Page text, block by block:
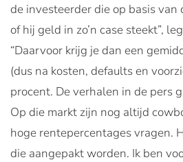
de investeerder die op basis
of hij geld in zo’n case steekt”,
“Daarvoor krijg je dan een
(dus na kosten, defaults en
procent. De verhalen in de pers
Op die markt zijn nog altijd
hoge rentepercentages vragen.
die aangepakt worden. Ik ben